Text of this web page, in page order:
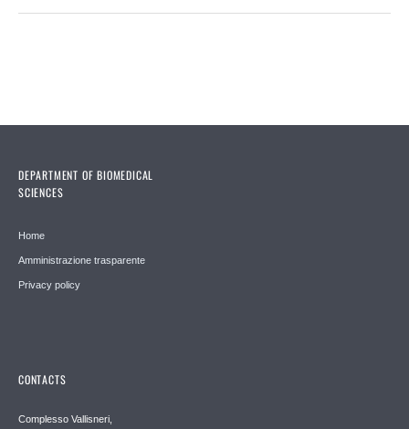
DEPARTMENT OF BIOMEDICAL
SCIENCES
Home
Amministrazione trasparente
Privacy policy
CONTACTS
Complesso Vallisneri,